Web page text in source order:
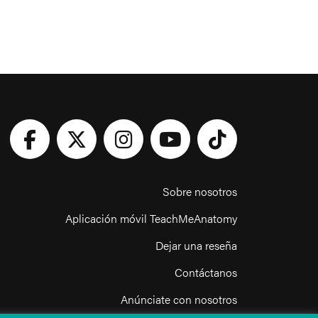
Sobre nosotros
Aplicación móvil TeachMeAnatomy
Dejar una reseña
Contáctanos
Anúnciate con nosotros